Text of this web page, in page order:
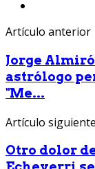
Artículo anterior
Jorge
astrólogo
"Me...
Artículo siguiente
Otro dolor